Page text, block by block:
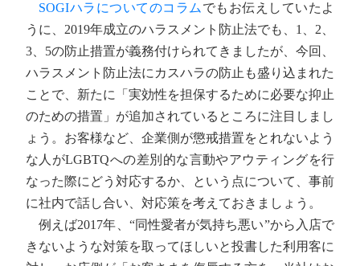
SOGIハラについてのコラム でもお伝えしていたよ
うに、2019年成立のハラスメント防止法でも、1、2、
3、5の防止措置が義務付けられてきましたが、今回、
ハラスメント防止法にカスハラの防止も盛り込まれた
ことで、新たに「実効性を担保するために必要な抑止
のための措置」が追加されているところに注目しまし
ょう。お客様など、企業側が懲戒措置をとれないよう
な人がLGBTQへの差別的な言動やアウティングを行
なった際にどう対応するか、という点について、事前
に社内で話し合い、対応策を考えておきましょう。
例えば2017年、“同性愛者が気持ち悪い”から入店で
きないような対策を取ってほしいと投書した利用客に